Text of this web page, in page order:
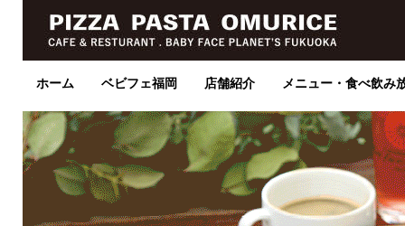
ホーム ベビフェ福岡 店舗紹介 メニュー・食べ飲み